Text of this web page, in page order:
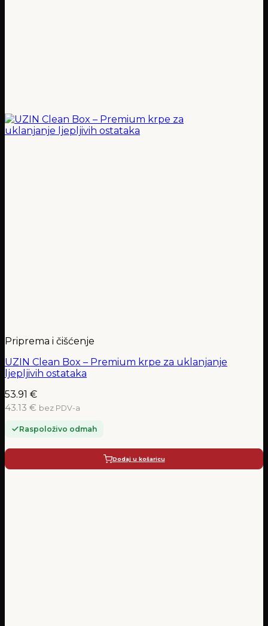
Priprema i čišćenje
UZIN Clean Box – Premium krpe za uklanjanje
ljepljivih ostataka
53.91 €
43.13 € bez PDV-a
Raspoloživo odmah
Dodaj u košaricu